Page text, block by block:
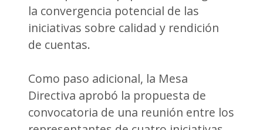
la convergencia potencial de las
iniciativas sobre calidad y rendición
de cuentas.
Como paso adicional, la Mesa
Directiva aprobó la propuesta de
convocatoria de una reunión entre los